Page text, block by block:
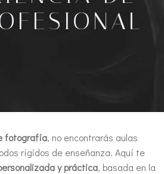
fotografía, no encontrarás aulas
rígidos de enseñanza. Aquí te
y práctica, basada en la